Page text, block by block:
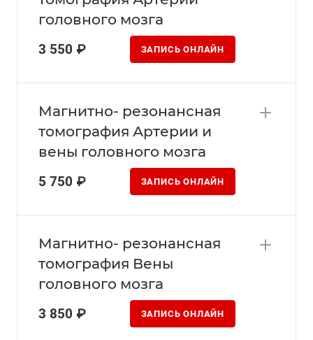
головного мозга
3 550 ₽ ЗАПИСЬ ОНЛАЙН
Магнитно- резонансная
томография Артерии и
вены головного мозга
5 750 ₽ ЗАПИСЬ ОНЛАЙН
Магнитно- резонансная
томография Вены
головного мозга
3 850 ₽ ЗАПИСЬ ОНЛАЙН